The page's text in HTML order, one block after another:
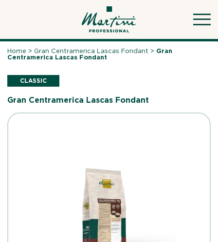
Home > Gran Centramerica Lascas Fondant > Gran
Centramerica Lascas Fondant
CLASSIC
Gran Centramerica Lascas Fondant